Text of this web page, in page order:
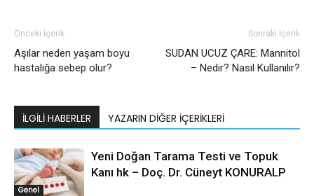
Önceki İçerik
Aşılar neden yaşam boyu
hastalığa sebep olur?
Sonraki İçerik
SUDAN UCUZ ÇARE: Mannitol
– Nedir? Nasıl Kullanılır?
İLGILI HABERLER YAZARIN DIĞER İÇERIKLERI
Genel
Yeni Doğan Tarama Testi ve Topuk
Kanı hk – Doç. Dr. Cüneyt KONURALP